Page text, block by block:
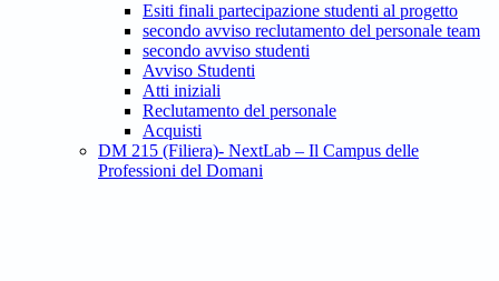
Esiti finali partecipazione studenti al progetto
secondo avviso reclutamento del personale team
secondo avviso studenti
Avviso Studenti
Atti iniziali
Reclutamento del personale
Acquisti
DM 215 (Filiera)- NextLab – Il Campus delle
Professioni del Domani